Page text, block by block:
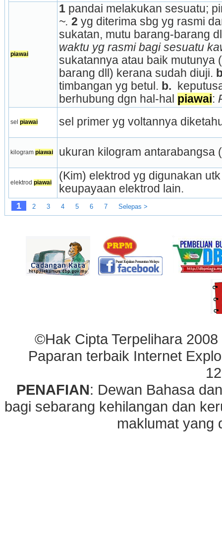
piawai
1 pandai melakukan sesuatu;
~. 2 yg diterima sbg yg rasmi
sukatan, mutu barang-barang
waktu yg rasmi bagi sesuatu
sukatannya atau baik mutunya
barang dll) kerana sudah diuji.
timbangan yg betul. b.
berhubung dgn hal-hal piawai:
sel piawai sel primer yg voltannya
kilogram piawai ukuran kilogram antarabangsa
elektrod piawai
(Kim) elektrod yg digunakan
keupayaan elektrod lain.
1 2 3 4 5 6 7 Selepas >
©Hak Cipta Terpelihara
Paparan terbaik Internet
PENAFIAN: Dewan Bahasa
bagi sebarang kehilangan dan
maklumat yang